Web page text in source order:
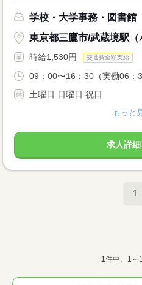
学校・大学事務・図書館
東京都三鷹市/武蔵境駅（
時給1,530円 交通費全額支給
09：00〜16：30（実働06：
土曜日 日曜日 祝日
もっと
求人詳
1
1件中、1～